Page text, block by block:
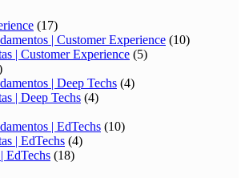
(17)
| Customer Experience (10)
| Customer Experience (5)
| Deep Techs (4)
| Deep Techs (4)
| EdTechs (10)
| EdTechs (4)
EdTechs (18)